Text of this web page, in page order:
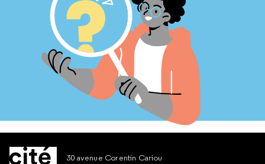
30 avenue Corentin Cariou